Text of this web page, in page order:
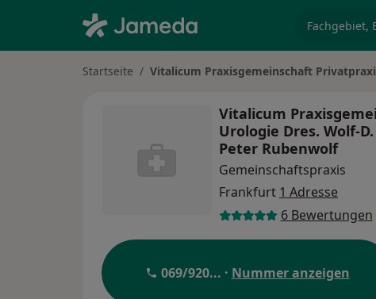
Startseite Vitalicum Praxisgemeinschaft
Vitalicum
Urologie Dres. Wolf-
Peter Rubenwolf
Gemeinschaftspraxis
Frankfurt 1 Adresse
6 Bewertungen
069/920... · Nummer anzeigen